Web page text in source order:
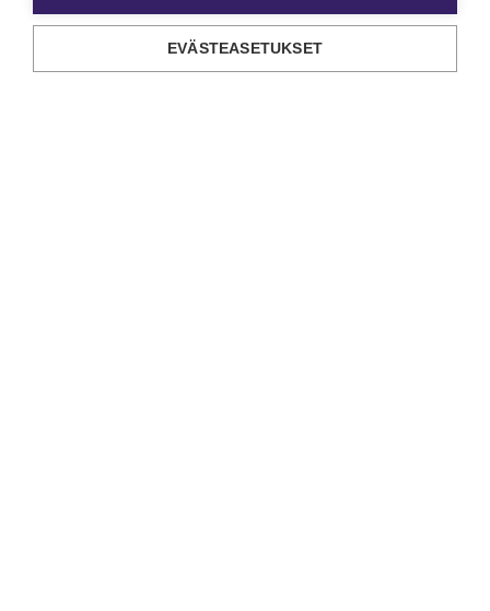
Eezyn palvelut yksityishenkilöille
EVÄSTEASETUKSET